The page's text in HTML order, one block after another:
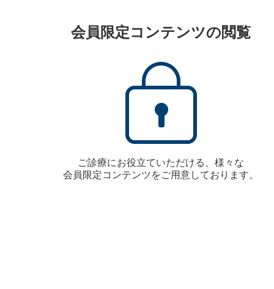
会員限定コンテンツの閲覧
ご診療にお役立ていただける、様々な
会員限定コンテンツをご用意しております。